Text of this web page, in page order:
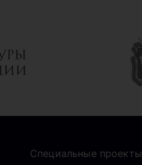
Специальные проекты